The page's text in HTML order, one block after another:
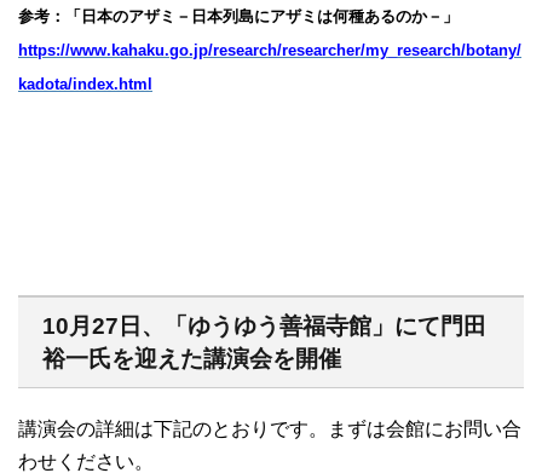
参考：「日本のアザミ－日本列島にアザミは何種あるのか－」
https://www.kahaku.go.jp/research/researcher/my_research/botany/
kadota/index.html
10月27日、「ゆうゆう善福寺館」にて門田
裕一氏を迎えた講演会を開催
講演会の詳細は下記のとおりです。まずは会館にお問い合
わせください。